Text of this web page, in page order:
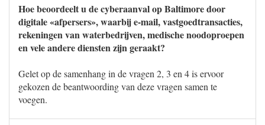
Hoe beoordeelt u de cyberaanval op Baltimore door
digitale «afpersers», waarbij e-mail, vastgoedtransacties,
rekeningen van waterbedrijven, medische noodoproepen
en vele andere diensten zijn geraakt?
Gelet op de samenhang in de vragen 2, 3 en 4 is ervoor
gekozen de beantwoording van deze vragen samen te
voegen.